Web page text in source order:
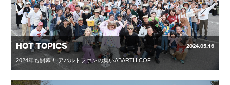
HOT TOPICS 2024.05.16
2024年も開幕！ アバルトファンの集いABARTH COF...